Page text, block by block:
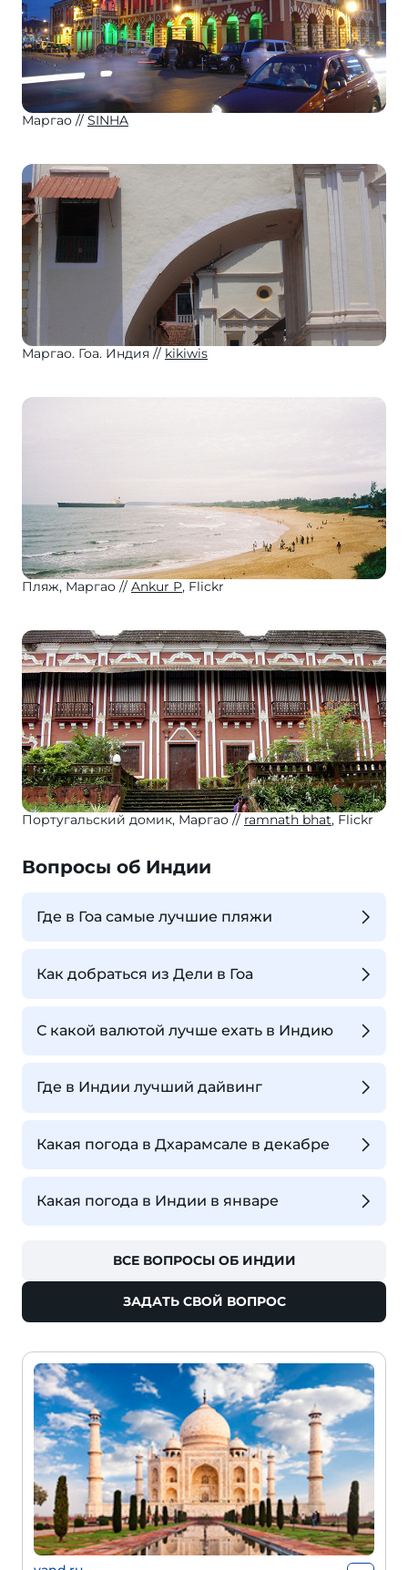
Маргао SINHA
Маргао. Гоа. Индия kikiwis
Пляж, Маргао Ankur P, Flickr
Португальский домик, Маргао ramnath bhat, Flickr
Вопросы об Индии
Где в Гоа самые лучшие пляжи
Как добраться из Дели в Гоа
С какой валютой лучше ехать в Индию
Где в Индии лучший дайвинг
Какая погода в Дхарамсале в декабре
Какая погода в Индии в январе
ВСЕ ВОПРОСЫ ОБ ИНДИИ
ЗАДАТЬ СВОЙ ВОПРОС